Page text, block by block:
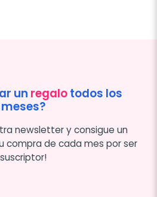
un regalotodos los
meses?
newsletter y consigue un
compra de cada mes por ser
suscriptor!